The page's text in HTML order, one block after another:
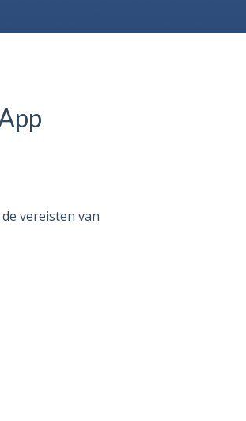
vereisten van